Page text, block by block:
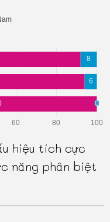
hiệu tích cực
năng phân biệt